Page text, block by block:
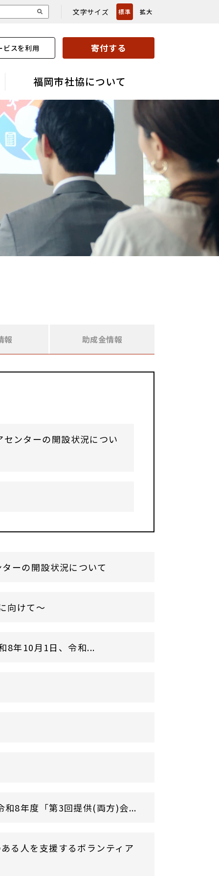
文字サイズ 標準 拡大
ビスを利用 寄付する
福岡市社協について
報 助成金情報
センターの開設状況につい
ーの開設状況について
向けて～
8年10月1日、令和...
和8年度「第3回提供(両方)会...
る人を支援するボランティア